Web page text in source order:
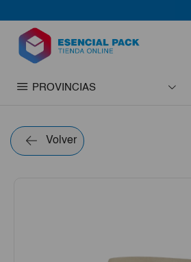
PROVINCIAS
Volver